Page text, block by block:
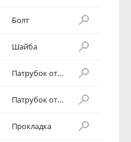
Болт
Шайба
Патрубок отводящий
Патрубок отводящий
Прокладка